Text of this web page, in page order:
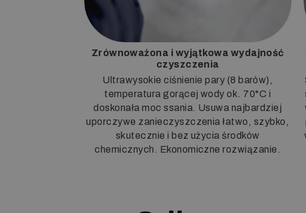
Zrównoważona i wyjątkowa wydajność
czyszczenia
Ultrawysokie ciśnienie pary (8 barów),
temperatura gorącej wody ok. 70°C i
doskonała moc ssania. Usuwa najbardziej
uporczywe zanieczyszczenia łatwo, szybko,
skutecznie i bez użycia środków
chemicznych. Ekonomiczne rozwiązanie.